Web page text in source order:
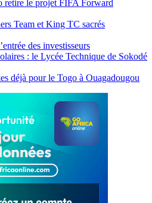
le projet FIFA Forward
Team et King TC sacrés
des investisseurs
: le Lycée Technique de Sokodé
déjà pour le Togo à Ouagadougou